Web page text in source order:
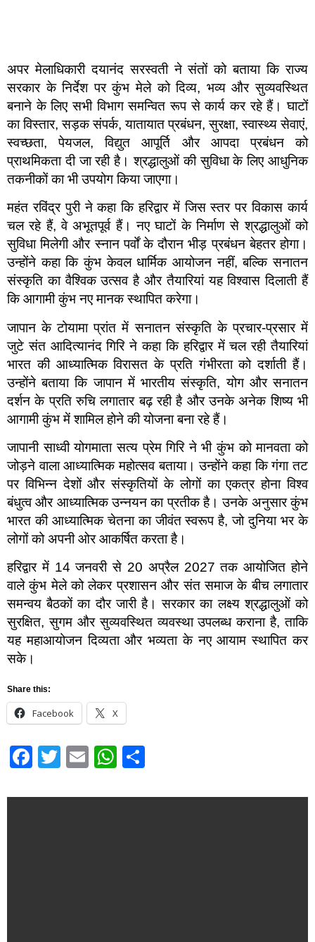
अपर मेलाधिकारी दयानंद सरस्वती ने संतों को बताया कि राज्य
सरकार के निर्देश पर कुंभ मेले को दिव्य, भव्य और सुव्यवस्थित
बनाने के लिए सभी विभाग समन्वित रूप से कार्य कर रहे हैं। घाटों
का विस्तार, सड़क संपर्क, यातायात प्रबंधन, सुरक्षा, स्वास्थ्य सेवाएं,
स्वच्छता, पेयजल, विद्युत आपूर्ति और आपदा प्रबंधन को
प्राथमिकता दी जा रही है। श्रद्धालुओं की सुविधा के लिए आधुनिक
तकनीकों का भी उपयोग किया जाएगा।
महंत रविंद्र पुरी ने कहा कि हरिद्वार में जिस स्तर पर विकास कार्य
चल रहे हैं, वे अभूतपूर्व हैं। नए घाटों के निर्माण से श्रद्धालुओं को
सुविधा मिलेगी और स्नान पर्वों के दौरान भीड़ प्रबंधन बेहतर होगा।
उन्होंने कहा कि कुंभ केवल धार्मिक आयोजन नहीं, बल्कि सनातन
संस्कृति का वैश्विक उत्सव है और तैयारियां यह विश्वास दिलाती हैं
कि आगामी कुंभ नए मानक स्थापित करेगा।
जापान के टोयामा प्रांत में सनातन संस्कृति के प्रचार-प्रसार में
जुटे संत आदित्यानंद गिरि ने कहा कि हरिद्वार में चल रही तैयारियां
भारत की आध्यात्मिक विरासत के प्रति गंभीरता को दर्शाती हैं।
उन्होंने बताया कि जापान में भारतीय संस्कृति, योग और सनातन
दर्शन के प्रति रुचि लगातार बढ़ रही है और उनके अनेक शिष्य भी
आगामी कुंभ में शामिल होने की योजना बना रहे हैं।
जापानी साध्वी योगमाता सत्य प्रेम गिरि ने भी कुंभ को मानवता को
जोड़ने वाला आध्यात्मिक महोत्सव बताया। उन्होंने कहा कि गंगा तट
पर विभिन्न देशों और संस्कृतियों के लोगों का एकत्र होना विश्व
बंधुत्व और आध्यात्मिक उन्नयन का प्रतीक है। उनके अनुसार कुंभ
भारत की आध्यात्मिक चेतना का जीवंत स्वरूप है, जो दुनिया भर के
लोगों को अपनी ओर आकर्षित करता है।
हरिद्वार में 14 जनवरी से 20 अप्रैल 2027 तक आयोजित होने
वाले कुंभ मेले को लेकर प्रशासन और संत समाज के बीच लगातार
समन्वय बैठकों का दौर जारी है। सरकार का लक्ष्य श्रद्धालुओं को
सुरक्षित, सुगम और सुव्यवस्थित व्यवस्था उपलब्ध कराना है, ताकि
यह महाआयोजन दिव्यता और भव्यता के नए आयाम स्थापित कर
सके।
Share this:
Facebook X
Facebook
Twitter
EmailWhatsApp